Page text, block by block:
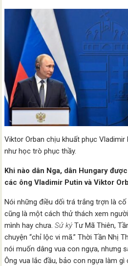
Viktor Orban chịu khuất phục Vladimir
như học trò phục thầy.
Khi nào dân Nga, dân Hungary
các ông Vladimir Putin và Viktor
Nói những điều dối trá trắng trợn là
cũng là một cách thử thách xem
mình hay chưa.Sử ký Tư Mã Thiên,
chuyện “chỉ lộc vi mã.” Thời Tần Nhị
nói muốn dâng vua con ngựa, nhưng
Ông vua lắc đầu, bảo con ngựa làm